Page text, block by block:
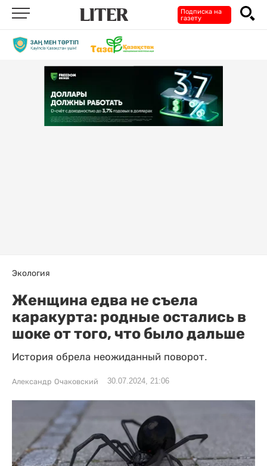
Подписка на
газету
Экология
Женщина едва не съела
каракурта: родные остались в
шоке от того, что было дальше
История обрела неожиданный поворот.
Александр Очаковский 30.07.2024, 21:06